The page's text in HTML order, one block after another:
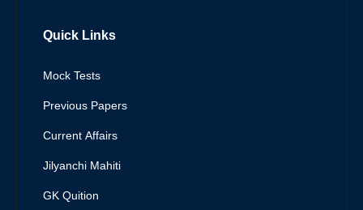
Quick Links
Mock Tests
Previous Papers
Current Affairs
Jilyanchi Mahiti
GK Quition